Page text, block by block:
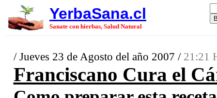
YerbaSana.cl
Sanate con hierbas, Salud Natural
/ Jueves 23 de Agosto del año 2007 / 21:21
Franciscano Cura el